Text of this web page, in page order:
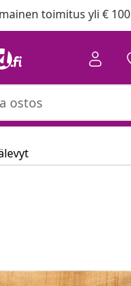
toimitus yli € 100